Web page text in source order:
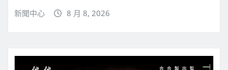
新聞中心 8 月 8, 2026